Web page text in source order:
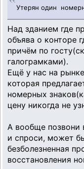
Утерян один
Над зданием где
объява о конторе
причём по
галограмками).
Ещё у нас на
которая
номерных
цену никогда не
А вообще позвони
и спроси, может
безболезненная
восстановления